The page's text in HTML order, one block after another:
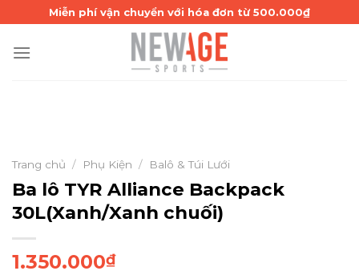
to
content
Miễn phí vận chuyển với hóa đơn từ 500.000₫
Trang chủ / Phụ Kiện / Balô & Túi Lưới
Ba lô TYR Alliance Backpack
30L(Xanh/Xanh chuối)
1.350.000₫